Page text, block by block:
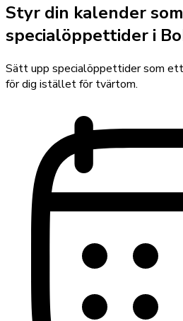
Styr din kalender
specialöppettider i
Sätt upp specialöppettider som
för dig istället för tvärtom.